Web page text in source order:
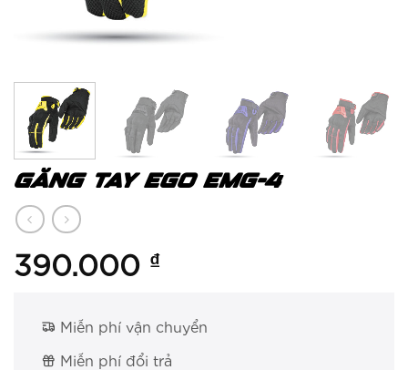
GĂNG TAY EGO EMG-4
390.000 ₫
Miễn phí vận chuyển
Miễn phí đổi trả